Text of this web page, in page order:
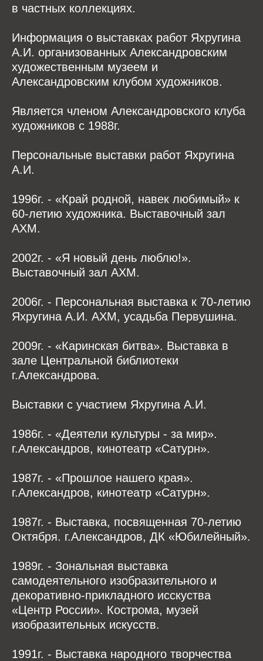
в частных коллекциях.
Информация о выставках работ Яхругина
А.И. организованных Александровским
художественным музеем и
Александровским клубом художников.
Является членом Александровского клуба
художников с 1988г.
Персональные выставки работ Яхругина
А.И.
1996г. - «Край родной, навек любимый» к
60-летию художника. Выставочный зал
АХМ.
2002г. - «Я новый день люблю!».
Выставочный зал АХМ.
2006г. - Персональная выставка к 70-летию
Яхругина А.И. АХМ, усадьба Первушина.
2009г. - «Каринская битва». Выставка в
зале Центральной библиотеки
г.Александрова.
Выставки с участием Яхругина А.И.
1986г. - «Деятели культуры - за мир».
г.Александров, кинотеатр «Сатурн».
1987г. - «Прошлое нашего края».
г.Александров, кинотеатр «Сатурн».
1987г. - Выставка, посвященная 70-летию
Октября. г.Александров, ДК «Юбилейный».
1989г. - Зональная выставка
самодеятельного изобразительного и
декоративно-прикладного исскуства
«Центр России». Кострома, музей
изобразительных искусств.
1991г. - Выставка народного творчества